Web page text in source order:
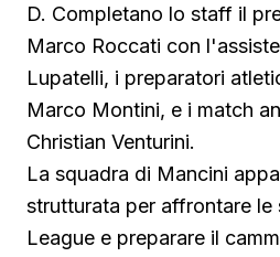
D. Completano lo staff il
Marco Roccati con
Lupatelli, i preparatori
Marco Montini, e i match
Christian Venturini.
La squadra di Mancini
strutturata per affrontare
League e preparare il